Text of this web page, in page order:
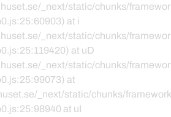
_next/static/chunks/
at i
_next/static/chunks/
at uD
_next/static/chunks/
at
_next/static/chunks/
at uI